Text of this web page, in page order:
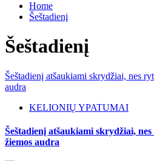
Home
Šeštadienį
Šeštadienį
Šeštadienį atšaukiami skrydžiai, nes
audra
KELIONIŲ YPATUMAI
Šeštadienį atšaukiami skrydžiai,
žiemos audra